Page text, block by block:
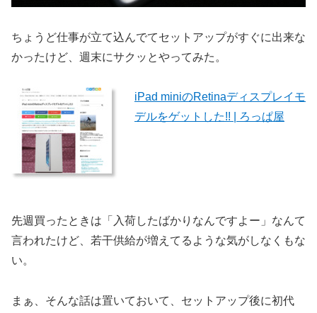
ちょうど仕事が立て込んでてセットアップがすぐに出来な
かったけど、週末にサクッとやってみた。
iPad miniのRetinaディスプレイモ
デルをゲットした!! | ろっぱ屋
先週買ったときは「入荷したばかりなんですよー」なんて
言われたけど、若干供給が増えてるような気がしなくもな
い。
まぁ、そんな話は置いておいて、セットアップ後に初代